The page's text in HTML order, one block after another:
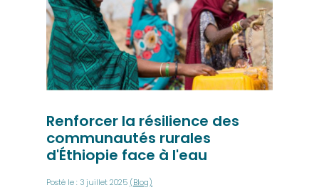
Renforcer la résilience des
communautés rurales
d'Éthiopie face à l'eau
Posté le : 3 juillet 2025 (Blog)